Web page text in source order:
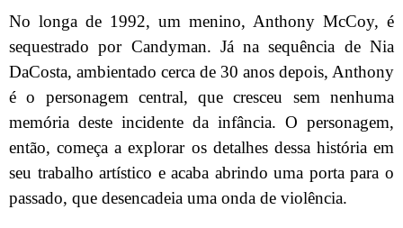
No longa de 1992, um menino, Anthony McCoy, é
sequestrado por Candyman. Já na sequência de Nia
DaCosta, ambientado cerca de 30 anos depois, Anthony
é o personagem central, que cresceu sem nenhuma
memória deste incidente da infância. O personagem,
então, começa a explorar os detalhes dessa história em
seu trabalho artístico e acaba abrindo uma porta para o
passado, que desencadeia uma onda de violência.